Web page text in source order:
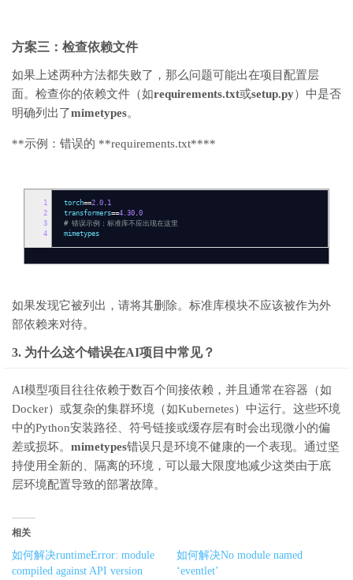
方案三：检查依赖文件
如果上述两种方法都失败了，那么问题可能出在项目配置层
面。检查你的依赖文件（如requirements.txt或setup.py）中是否
明确列出了mimetypes。
**示例：错误的 **requirements.txt****
1
2
3
4
torch==2.0 . 1
transformers==4.30 .0
# 错误示例：标准库不应出现在这里
mimetypes
如果发现它被列出，请将其删除。标准库模块不应该被作为外
部依赖来对待。
3. 为什么这个错误在AI项目中常见？
AI模型项目往往依赖于数百个间接依赖，并且通常在容器（如
Docker）或复杂的集群环境（如Kubernetes）中运行。这些环境
中的Python安装路径、符号链接或缓存层有时会出现微小的偏
差或损坏。 mimetypes错误只是环境不健康的一个表现。通过坚
持使用全新的、隔离的环境，可以最大限度地减少这类由于底
层环境配置导致的部署故障。
相关
如何解决runtimeError: module
compiled against API version
如何解决No module named
‘eventlet’